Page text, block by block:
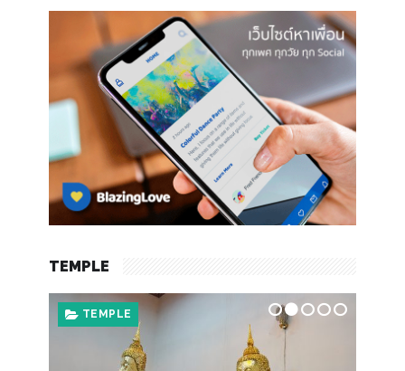
TEMPLE
TEMPLE